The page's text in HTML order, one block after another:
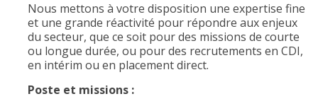
Nous mettons à votre disposition une expertise fine
et une grande réactivité pour répondre aux enjeux
du secteur, que ce soit pour des missions de courte
ou longue durée, ou pour des recrutements en CDI,
en intérim ou en placement direct.
Poste et missions :